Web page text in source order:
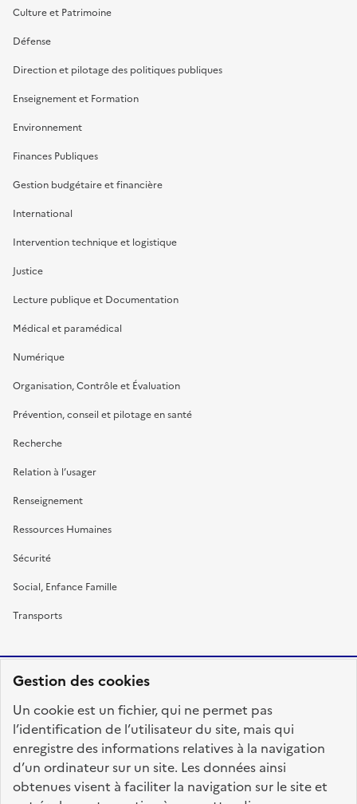
Gestion des cookies
Un cookie est un fichier, qui ne permet pas
l’identification de l’utilisateur du site, mais qui
enregistre des informations relatives à la navigation
d’un ordinateur sur un site. Les données ainsi
obtenues visent à faciliter la navigation sur le site et
Culture et Patrimoine
Défense
Direction et pilotage des politiques publiques
Enseignement et Formation
Environnement
Finances Publiques
Gestion budgétaire et financière
International
Intervention technique et logistique
Justice
Lecture publique et Documentation
Médical et paramédical
Numérique
Organisation, Contrôle et Évaluation
Prévention, conseil et pilotage en santé
Recherche
Relation à l’usager
Renseignement
Ressources Humaines
Sécurité
Social, Enfance Famille
Transports
FRANÇAISE
fonction-publique.gouv.fr legifrance.gouv.fr